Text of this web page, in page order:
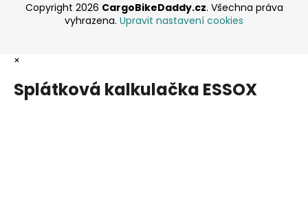
Copyright 2026 CargoBikeDaddy.cz. Všechna práva
vyhrazena. Upravit nastavení cookies
×
Splátková kalkulačka ESSOX